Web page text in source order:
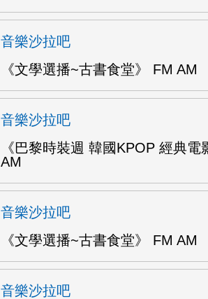
音樂沙拉吧
《文學選播~古書食堂》 FM AM
音樂沙拉吧
《巴黎時裝週 韓國KPOP 經典電
AM
音樂沙拉吧
《文學選播~古書食堂》 FM AM
音樂沙拉吧